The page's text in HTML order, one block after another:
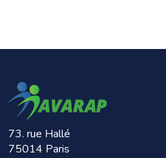
73. rue Hallé
75014 Paris